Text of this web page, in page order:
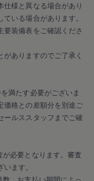
様と異なる場合があり
いる場合があります。
装備表をご確認くださ
ありますのでご了承く
満たす必要がございま
価格との差額分を別途ご
ールススタッフまでご確
必要となります。審査
ます。